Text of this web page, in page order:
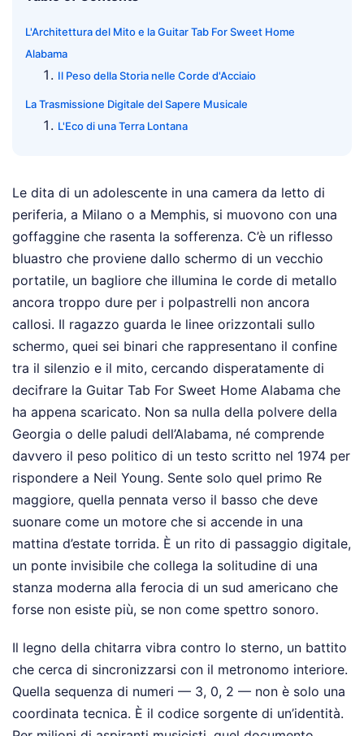
L'Architettura del Mito e la Guitar Tab For Sweet Home
Alabama
Il Peso della Storia nelle Corde d'Acciaio
La Trasmissione Digitale del Sapere Musicale
L'Eco di una Terra Lontana
Le dita di un adolescente in una camera da letto di
periferia, a Milano o a Memphis, si muovono con una
goffaggine che rasenta la sofferenza. C’è un riflesso
bluastro che proviene dallo schermo di un vecchio
portatile, un bagliore che illumina le corde di metallo
ancora troppo dure per i polpastrelli non ancora
callosi. Il ragazzo guarda le linee orizzontali sullo
schermo, quei sei binari che rappresentano il confine
tra il silenzio e il mito, cercando disperatamente di
decifrare la Guitar Tab For Sweet Home Alabama che
ha appena scaricato. Non sa nulla della polvere della
Georgia o delle paludi dell’Alabama, né comprende
davvero il peso politico di un testo scritto nel 1974 per
rispondere a Neil Young. Sente solo quel primo Re
maggiore, quella pennata verso il basso che deve
suonare come un motore che si accende in una
mattina d’estate torrida. È un rito di passaggio digitale,
un ponte invisibile che collega la solitudine di una
stanza moderna alla ferocia di un sud americano che
forse non esiste più, se non come spettro sonoro.
Il legno della chitarra vibra contro lo sterno, un battito
che cerca di sincronizzarsi con il metronomo interiore.
Quella sequenza di numeri — 3, 0, 2 — non è solo una
coordinata tecnica. È il codice sorgente di un’identità.